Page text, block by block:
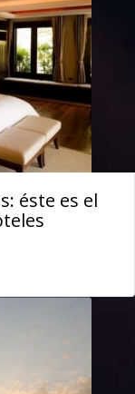
éste es el